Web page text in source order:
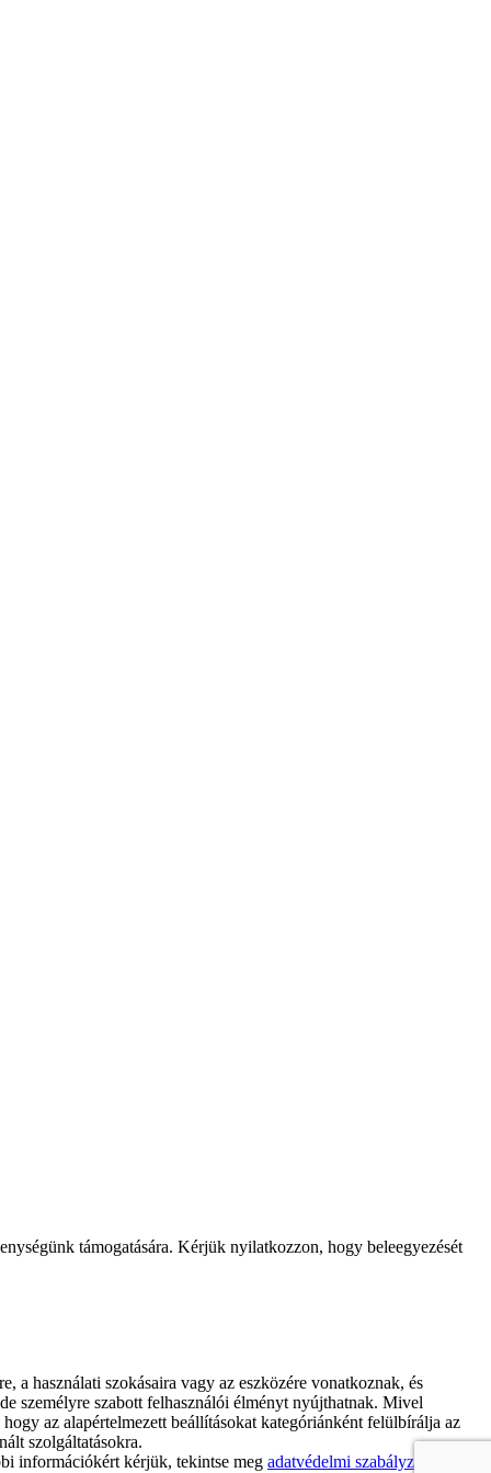
támogatására. Kérjük nyilatkozzon, hogy beleegyezését
használati szokásaira vagy az eszközére vonatkoznak, és
személyre szabott felhasználói élményt nyújthatnak. Mivel
az alapértelmezett beállításokat kategóriánként felülbírálja az
szolgáltatásokra.
információkért kérjük, tekintse meg adatvédelmi szabályzatunkat